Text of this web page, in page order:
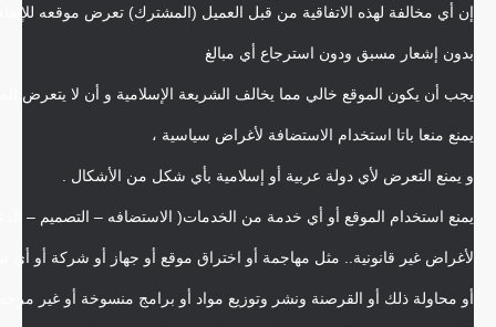
إن أي مخالفة لهذه الاتفاقية من قبل العميل (المشترك) تعرض موقعه
بدون إشعار مسبق ودون استرجاع أي مبالغ
يجب أن يكون الموقع خالي مما يخالف الشريعة الإسلامية و أن لا يتعرض
يمنع منعا باتا استخدام الاستضافة لأغراض سياسية ،
و يمنع التعرض لأي دولة عربية أو إسلامية بأي شكل من الأشكال .
يمنع استخدام الموقع أو أي خدمة من الخدمات( الاستضافه – التصميم –
لأغراض غير قانونية.. مثل مهاجمة أو اختراق موقع أو جهاز أو شركة أو أي
أو محاولة ذلك أو القرصنة ونشر وتوزيع مواد أو برامج منسوخة أو غير